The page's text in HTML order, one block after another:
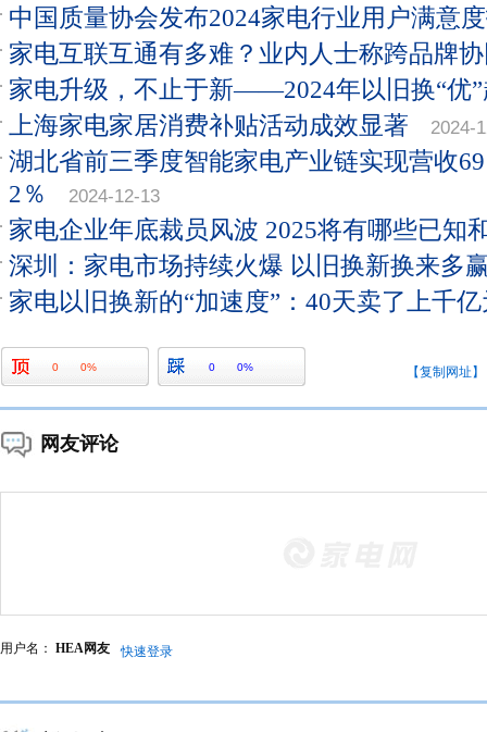
中国质量协会发布2024家电行业用户满意
家电互联互通有多难？业内人士称跨品牌
家电升级，不止于新——2024年以旧换“优
上海家电家居消费补贴活动成效显著
2024-
湖北省前三季度智能家电产业链实现营收
2％
2024-12-13
家电企业年底裁员风波 2025将有哪些已知
深圳：家电市场持续火爆 以旧换新换来多
家电以旧换新的“加速度”：40天卖了上千
0 0% 0 0% 【复制网址】
网友评论
用户名： HEA网友 快速登录